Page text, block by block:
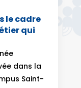
le cadre
qui
dans la
Saint-